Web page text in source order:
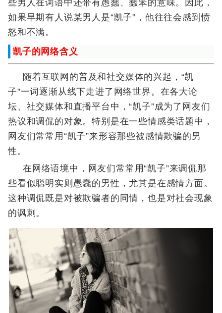
些男人在词语中还带有愚蠢、蠢笨的意味。因此，
如果早期有人说某男人是“凯子”，他往往会感到愤
怒和不满。
凯子的网络含义
随着互联网的普及和社交媒体的兴起，“凯
子”一词逐渐从线下走进了网络世界。在各大论
坛、社交媒体和直播平台中，“凯子”成为了网友们
热议和调侃的对象。特别是在一些情感类话题中，
网友们常常用“凯子”来形容那些被感情欺骗的男
性。
在网络语境中，网友们常常用“凯子”来调侃那
些看似聪明实则愚蠢的男性，尤其是在感情方面。
这种调侃既是对被欺骗者的同情，也是对社会现象
的讽刺。